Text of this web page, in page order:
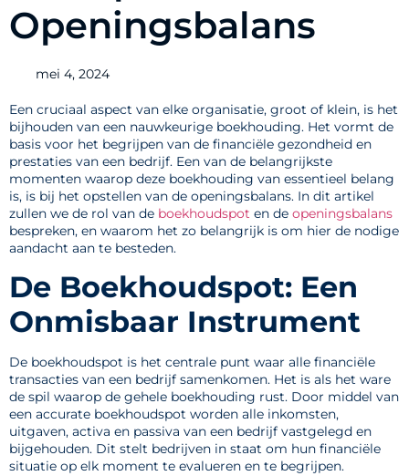
Openingsbalans
mei 4, 2024
Een cruciaal aspect van elke organisatie, groot of klein, is het
bijhouden van een nauwkeurige boekhouding. Het vormt de
basis voor het begrijpen van de financiële gezondheid en
prestaties van een bedrijf. Een van de belangrijkste
momenten waarop deze boekhouding van essentieel belang
is, is bij het opstellen van de openingsbalans. In dit artikel
zullen we de rol van de boekhoudspot en de openingsbalans
bespreken, en waarom het zo belangrijk is om hier de nodige
aandacht aan te besteden.
De Boekhoudspot: Een
Onmisbaar Instrument
De boekhoudspot is het centrale punt waar alle financiële
transacties van een bedrijf samenkomen. Het is als het ware
de spil waarop de gehele boekhouding rust. Door middel van
een accurate boekhoudspot worden alle inkomsten,
uitgaven, activa en passiva van een bedrijf vastgelegd en
bijgehouden. Dit stelt bedrijven in staat om hun financiële
situatie op elk moment te evalueren en te begrijpen.